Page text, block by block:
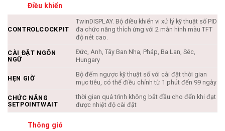
Điều khiển
CONTROLCOCKPIT
TwinDISPLAY. Bộ điều khiển vi xử lý kỹ thuật số PID
đa chức năng thích ứng với 2 màn hình màu TFT
độ nét cao.
CÀI ĐẶT NGÔN
NGỮ
Đức, Anh, Tây Ban Nha, Pháp, Ba Lan, Séc,
Hungary
HẸN GIỜ
Bộ đếm ngược kỹ thuật số với cài đặt thời gian
mục tiêu, có thể điều chỉnh từ 1 phút đến 99 ngày
CHỨC NĂNG
SETPOINTWAIT
thời gian quá trình không bắt đầu cho đến khi đạt
được nhiệt độ cài đặt
Thông gió